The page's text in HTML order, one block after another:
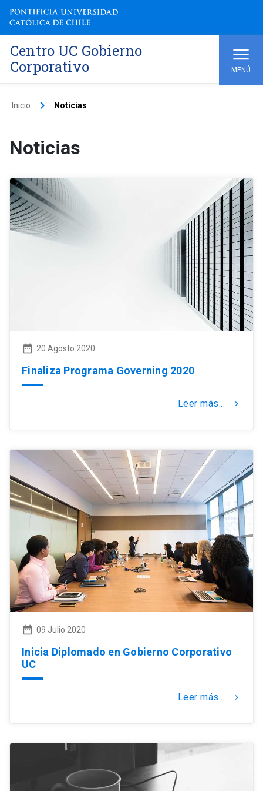
Centro UC Gobierno
Corporativo
MENÚ
Inicio keyboard_arrow_right Noticias
Noticias
date_range 20 Agosto 2020
Finaliza Programa Governing 2020
Leer más... keyboard_arrow_right
date_range 09 Julio 2020
Inicia Diplomado en Gobierno Corporativo
UC
Leer más... keyboard_arrow_right